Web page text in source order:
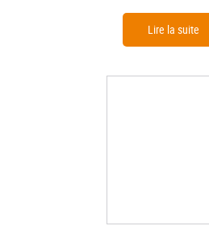
Lire la suite